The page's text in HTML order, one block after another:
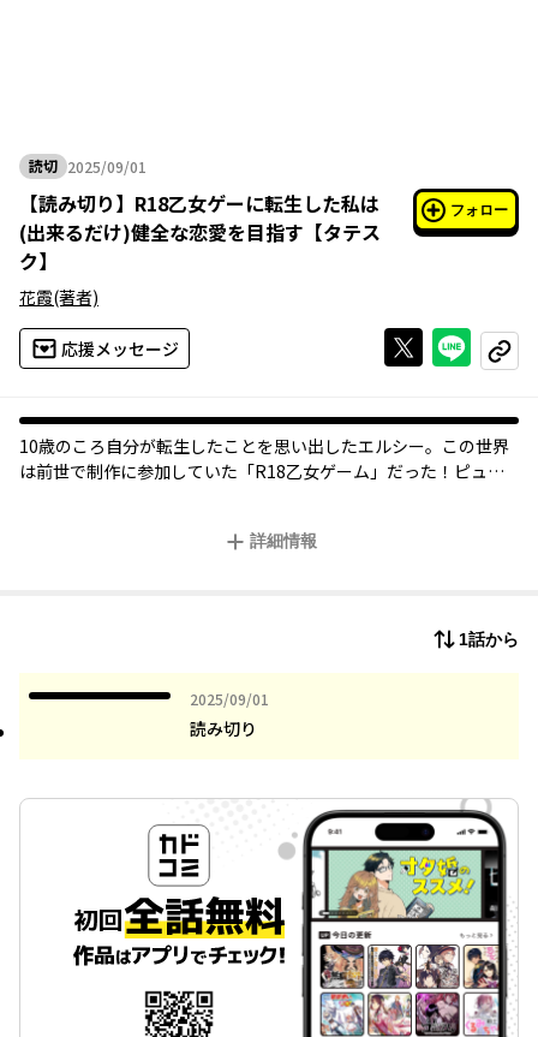
読切 2025/09/01
2025年09月01日
【読み切り】 R18乙女ゲーに転生した私は
(出来るだけ)健全な恋愛を目指す【タテス
ク】
フォロー
花霞(著者)
応援メッセージ Xで投稿する
ライン
コピー
10歳のころ自分が転生したことを思い出したエルシー。この世界
は前世で制作に参加していた「R18乙女ゲーム」だった！ピュア
詳細情報
1話から
2025/09/01
2025年09月01日
読み切り